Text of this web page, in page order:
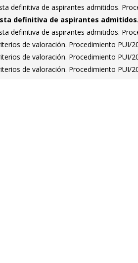
definitiva de aspirantes admitidos.
definitiva de aspirantes
definitiva de aspirantes admitidos.
de valoración. Procedimiento PUI/
de valoración. Procedimiento PUI/
de valoración. Procedimiento PUI/